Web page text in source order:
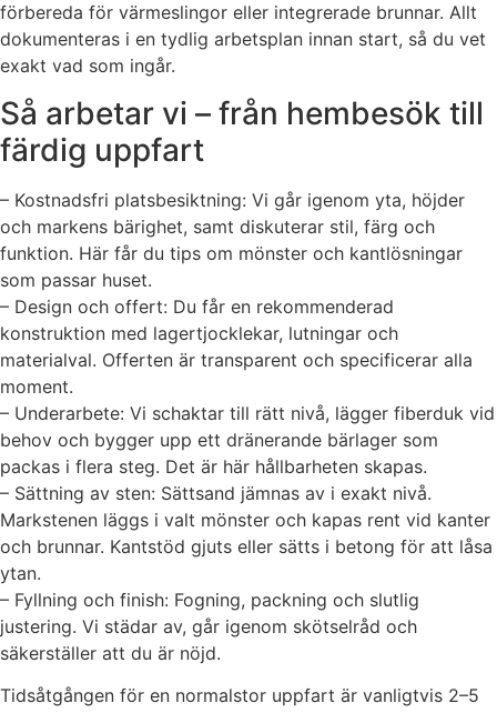
förbereda för värmeslingor eller integrerade brunnar. Allt
dokumenteras i en tydlig arbetsplan innan start, så du vet
exakt vad som ingår.
Så arbetar vi – från hembesök till
färdig uppfart
– Kostnadsfri platsbesiktning: Vi går igenom yta, höjder
och markens bärighet, samt diskuterar stil, färg och
funktion. Här får du tips om mönster och kantlösningar
som passar huset.
– Design och offert: Du får en rekommenderad
konstruktion med lagertjocklekar, lutningar och
materialval. Offerten är transparent och specificerar alla
moment.
– Underarbete: Vi schaktar till rätt nivå, lägger fiberduk vid
behov och bygger upp ett dränerande bärlager som
packas i flera steg. Det är här hållbarheten skapas.
– Sättning av sten: Sättsand jämnas av i exakt nivå.
Markstenen läggs i valt mönster och kapas rent vid kanter
och brunnar. Kantstöd gjuts eller sätts i betong för att låsa
ytan.
– Fyllning och finish: Fogning, packning och slutlig
justering. Vi städar av, går igenom skötselråd och
säkerställer att du är nöjd.
Tidsåtgången för en normalstor uppfart är vanligtvis 2–5